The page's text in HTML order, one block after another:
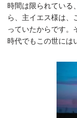
時間は限られている
ら、主イエス様は、
っていたからです。
時代でもこの世には